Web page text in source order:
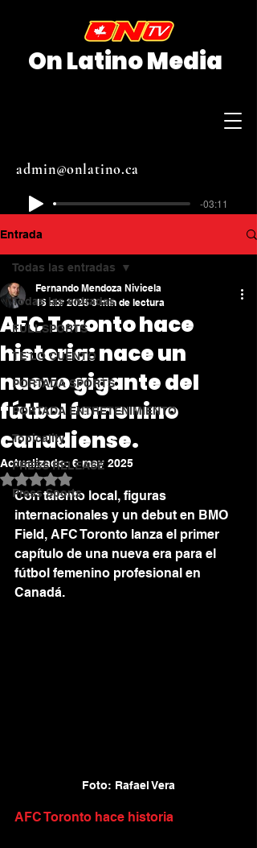
On Latino Media
admin@onlatino.ca
-03:11
Entrada
Todas las entradas
FULLSPORTS
TE LO CUENTO
PORTADA SPORTS
PORTADA ENTRETENIMIENTO
Topicality
PRESS RELEASE
Press Sports
Todas las entradas
AFC Toronto hace
historia: nace un
nuevo gigante del
fútbol femenino
canadiense.
Fernando Mendoza Nivicela
16 abr 2025 3 min de lectura
Actualizado:6 may 2025
Obtuvo NaN de 5 estrellas.
Con talento local, figuras
internacionales y un debut en BMO
Field, AFC Toronto lanza el primer
capítulo de una nueva era para el
fútbol femenino profesional en
Canadá.
Foto: Rafael Vera
AFC Toronto hace historia